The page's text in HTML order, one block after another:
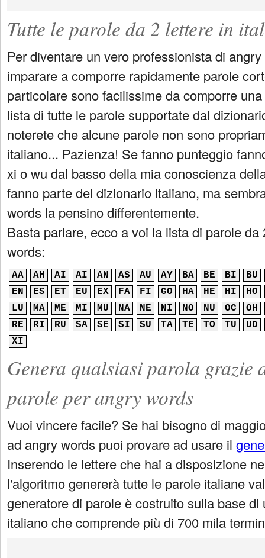
Tutte le parole da 2 lettere in
Per diventare un vero professionista di
imparare a comporre rapidamente parole
particolare sono facilissime da comporre
lista di tutte le parole supportate dal
noterete che alcune parole non sono
italiano... Pazienza! Se fanno punteggio
xi o wu dal basso della mia conoscienza
fanno parte del dizionario italiano, ma
words la pensino differentemente.
Basta parlare, ecco a voi la lista di parole
words:
AA AH AI AI AN AS AU AY BA BE BI
BU
EN
ES ET EU EX FA FI GO HA HE HI
HO
LU
MA ME MI MU NA NE NI NO NU OC
OH
RE
RI RU SA SE SI SU TA TE TO TU
UD
XI
Genera qualsiasi parola grazie
parole per angry words
Vuoi vincere facile? Se hai bisogno di
ad angry words puoi provare ad usare il
Inserendo le lettere che hai a disposizione
l'algoritmo genererà tutte le parole italiane
generatore di parole è costruito sulla base
italiano che comprende più di 700 mila